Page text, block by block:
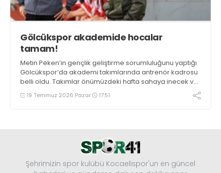
Gölcükspor akademide hocalar
tamam!
Metin Peken’in gençlik geliştirme sorumluluğunu yaptığı
Gölcükspor’da akademi takımlarında antrenör kadrosu
belli oldu. Takımlar önümüzdeki hafta sahaya inecek ve
sezonu açacak. İşte gruplar ve antrenörleri.
19 Temmuz 2026 Pazar 17:51
Şehrimizin spor kulübü Kocaelispor'un en güncel